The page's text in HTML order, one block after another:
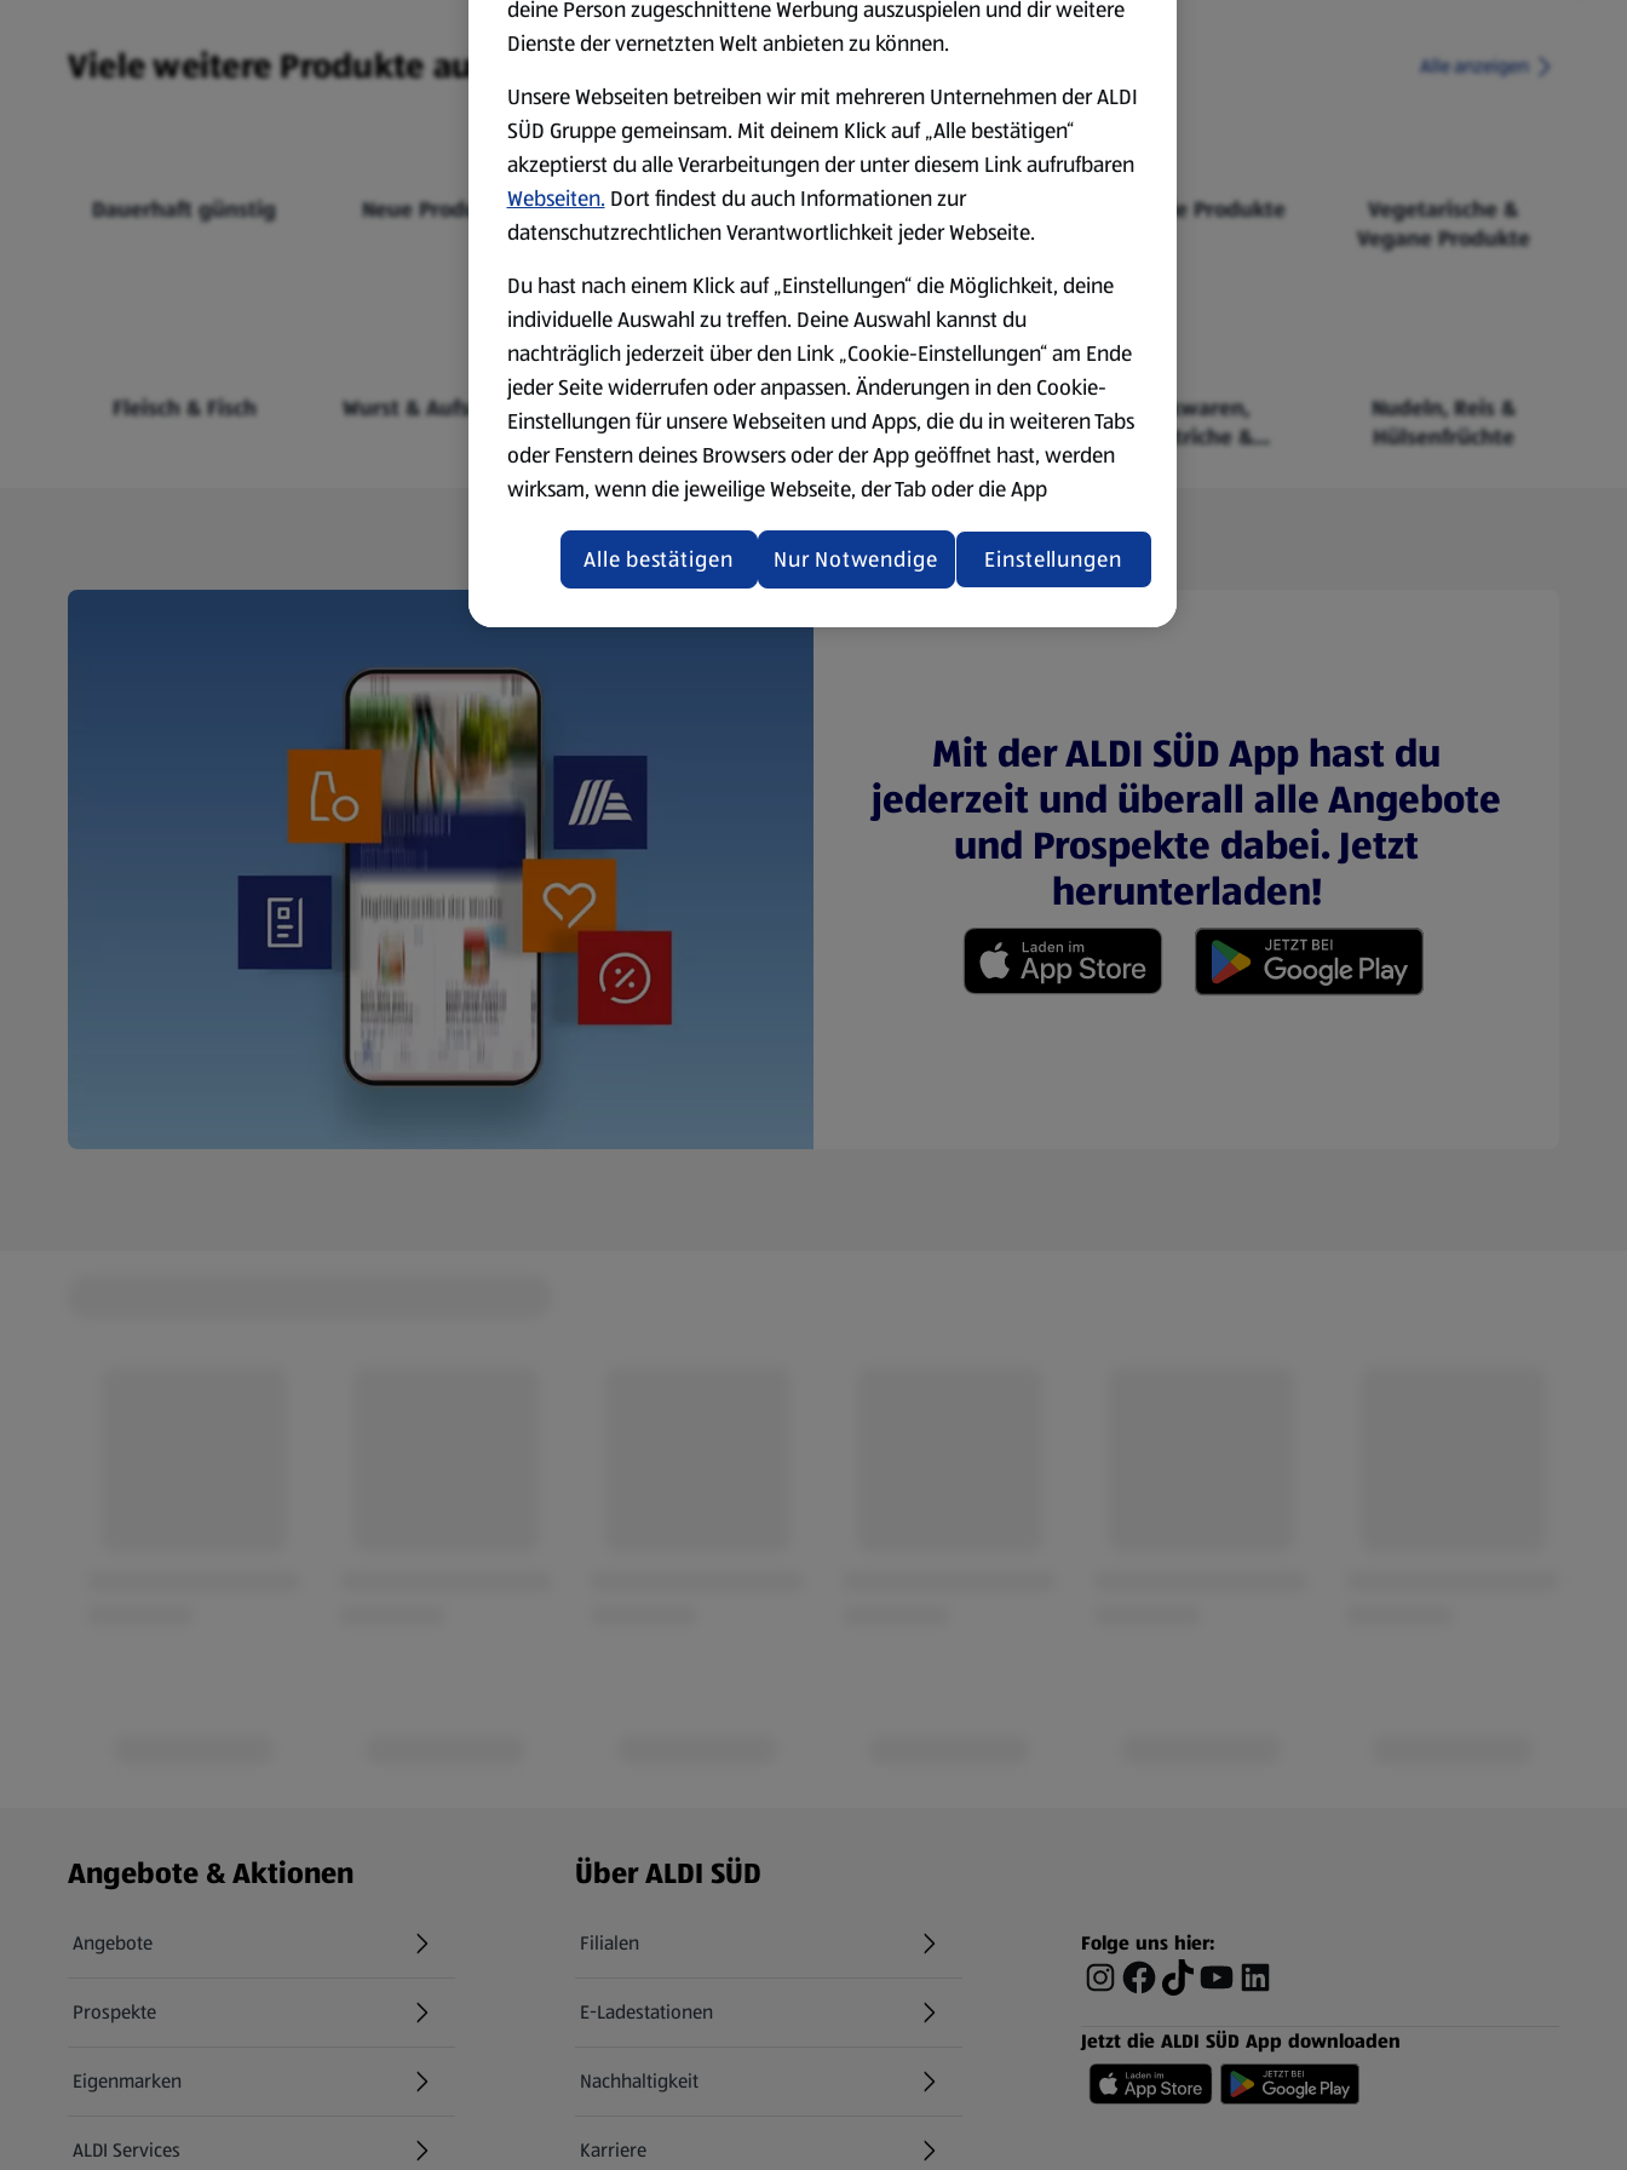
Viele weitere Produkte aus unserem Sortiment. Alle anzeigen
Dauerhaft günstig Neue Produkte Markenprodukte Bio-Produkte Fairtrade Produkte
Vegetarische &
Vegane Produkte
Fleisch & Fisch Wurst & Aufschnitt
Milchprodukte &
Eier
Backwaren,
Aufstriche &
Nudeln, Reis &
Hülsenfrüchte
Mit der ALDI SÜD App hast du
jederzeit und überall alle Angebote
und Prospekte dabei. Jetzt
herunterladen!
Fußzeilenmenü - weitere Links
Angebote & Aktionen
Angebote
Prospekte
Eigenmarken
ALDI Services
Über ALDI SÜD
Filialen
E-Ladestationen
Nachhaltigkeit
Karriere
Folge uns hier:
Jetzt die ALDI SÜD App downloaden
deine Person zugeschnittene Werbung auszuspielen und dir weitere
Dienste der vernetzten Welt anbieten zu können.
Unsere Webseiten betreiben wir mit mehreren Unternehmen der ALDI
SÜD Gruppe gemeinsam. Mit deinem Klick auf „Alle bestätigen“
akzeptierst du alle Verarbeitungen der unter diesem Link aufrufbaren
Webseiten. Dort findest du auch Informationen zur
datenschutzrechtlichen Verantwortlichkeit jeder Webseite.
Du hast nach einem Klick auf „Einstellungen“ die Möglichkeit, deine
individuelle Auswahl zu treffen. Deine Auswahl kannst du
nachträglich jederzeit über den Link „Cookie-Einstellungen“ am Ende
jeder Seite widerrufen oder anpassen. Änderungen in den Cookie-
Einstellungen für unsere Webseiten und Apps, die du in weiteren Tabs
oder Fenstern deines Browsers oder der App geöffnet hast, werden
wirksam, wenn die jeweilige Webseite, der Tab oder die App
aktualisiert oder geschlossen und anschließend wieder geöffnet
Übersicht der Webseitenbetreiber und Datenschutzerklärungen
Einstellungen
Nur Notwendige
Alle bestätigen